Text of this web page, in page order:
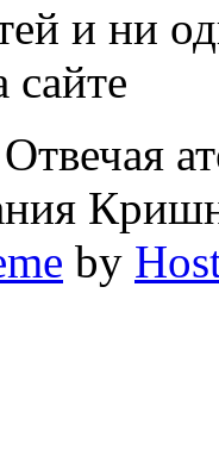
и ни
сайте
by